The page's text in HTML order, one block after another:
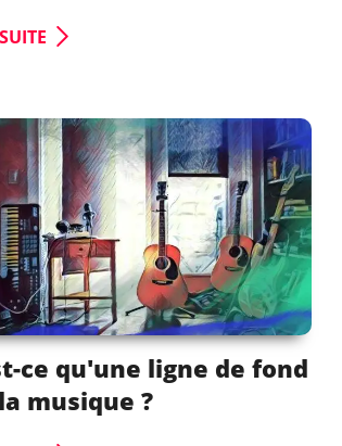
ce qu'une ligne de fond
musique ?